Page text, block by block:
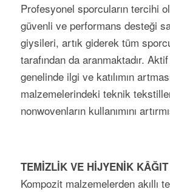
Profesyonel sporcuların tercihi
güvenli ve performans desteği
giysileri, artık giderek tüm
tarafından da aranmaktadır.
genelinde ilgi ve katılımın
malzemelerindeki teknik
nonwovenların kullanımını
TEMİZLİK VE HİJYENİK
Kompozit malzemelerden akıllı